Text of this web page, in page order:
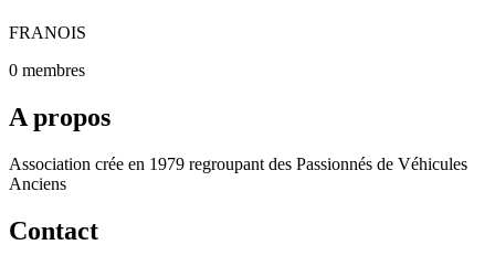
FRANOIS
0 membres
A propos
Association crée en 1979 regroupant des Passionnés de Véhicules
Anciens
Contact